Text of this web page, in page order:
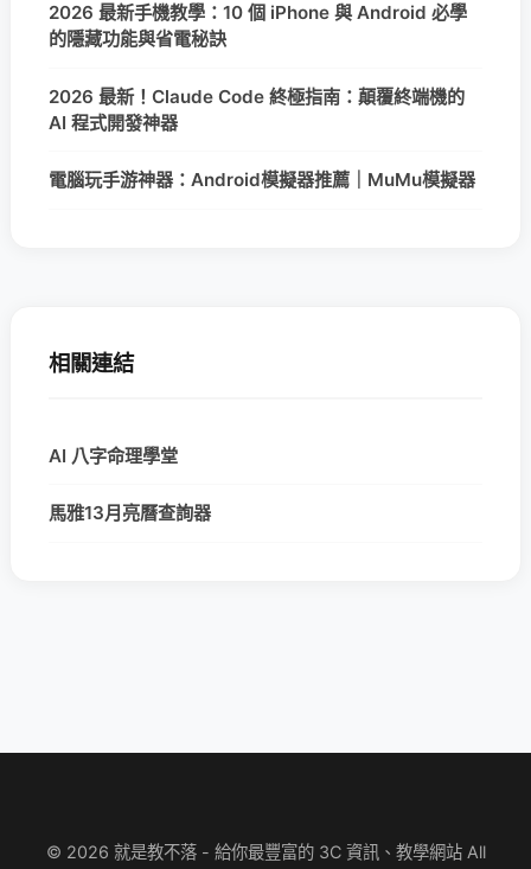
2026 最新手機教學：10 個 iPhone 與 Android 必學
的隱藏功能與省電秘訣
2026 最新！Claude Code 終極指南：顛覆終端機的
AI 程式開發神器
電腦玩手游神器：Android模擬器推薦｜MuMu模擬器
相關連結
AI 八字命理學堂
馬雅13月亮曆查詢器
© 2026 就是教不落 - 給你最豐富的 3C 資訊、教學網站 All